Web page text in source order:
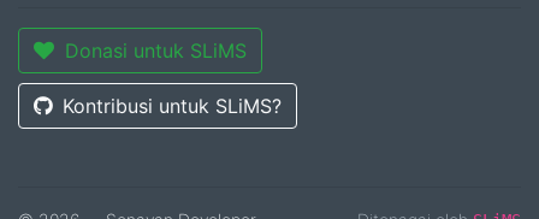
Donasi untuk SLiMS
Kontribusi untuk SLiMS?